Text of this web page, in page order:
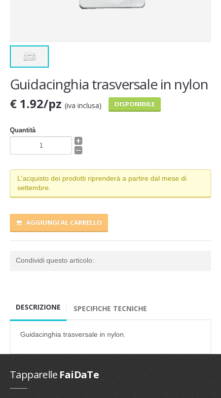
Guidacinghia trasversale in nylon
€ 1.92/pz (iva inclusa) DISPONIBILE
Quantità
L'acquisto dei prodotti riprenderà a partire dal mese di
settembre.
AGGIUNGI AL CARRELLO
Condividi questo articolo:
DESCRIZIONE SPECIFICHE TECNICHE
Guidacinghia trasversale in nylon.
Tapparelle FaiDaTe